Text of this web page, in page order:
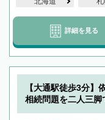
詳細を見る
【大通駅徒歩3分】
相続問題を二人三脚